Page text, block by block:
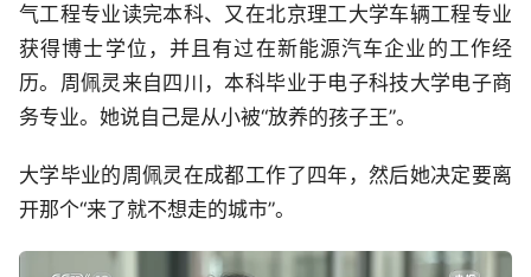
气工程专业读完本科、又在北京理工大学车辆工程专业
获得博士学位，并且有过在新能源汽车企业的工作经
历。周佩灵来自四川，本科毕业于电子科技大学电子商
务专业。她说自己是从小被“放养的孩子王”。
大学毕业的周佩灵在成都工作了四年，然后她决定要离
开那个“来了就不想走的城市”。